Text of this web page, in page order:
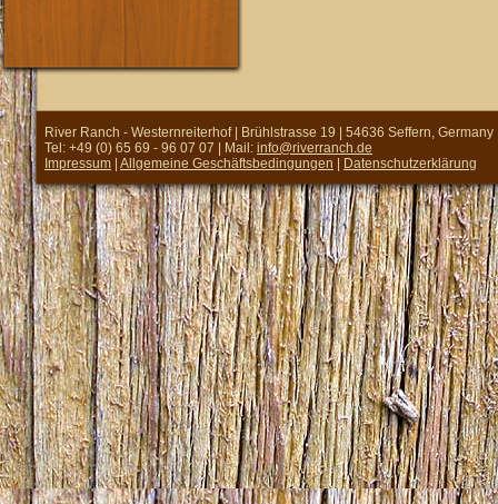
River Ranch - Westernreiterhof | Brühlstrasse 19 | 54636 Seffern, Germany
Tel: +49 (0) 65 69 - 96 07 07 | Mail: info@riverranch.de
Impressum Allgemeine Geschäftsbedingungen Datenschutzerklärung